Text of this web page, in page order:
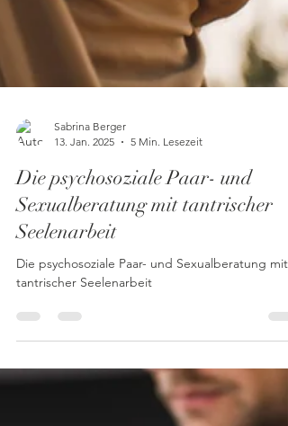
Sabrina Berger
Die psychosoziale Paar- und
Sexualberatung mit tantrischer